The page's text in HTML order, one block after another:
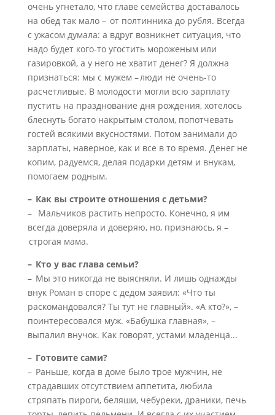
очень угнетало, что главе семейства доставалось
на обед так мало – от полтинника до рубля. Всегда
с ужасом думала: а вдруг возникнет ситуация, что
надо будет кого-то угостить мороженым или
газировкой, а у него не хватит денег? Я должна
признаться: мы с мужем – люди не очень-то
расчетливые. В молодости могли всю зарплату
пустить на празднование дня рождения, хотелось
блеснуть богато накрытым столом, попотчевать
гостей всякими вкусностями. Потом занимали до
зарплаты, наверное, как и все в то время. Денег не
копим, радуемся, делая подарки детям и внукам,
помогаем родным.
– Как вы строите отношения с детьми?
– Мальчиков растить непросто. Конечно, я им
всегда доверяла и доверяю, но, признаюсь, я –
строгая мама.
– Кто у вас глава семьи?
– Мы это никогда не выясняли. И лишь однажды
внук Роман в споре с дедом заявил: «Что ты
раскомандовался? Ты тут не главный». «А кто?», –
поинтересовался муж. «Бабушка главная», –
выпалил внучок. Как говорят, устами младенца...
– Готовите сами?
– Раньше, когда в доме было трое мужчин, не
страдавших отсутствием аппетита, любила
стряпать пироги, беляши, чебуреки, драники, печь